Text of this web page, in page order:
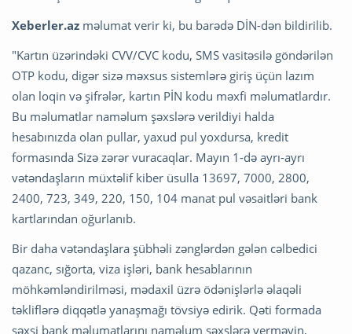
Xeberler.az məlumat verir ki, bu barədə DİN-dən bildirilib.
"Kartın üzərindəki CVV/CVC kodu, SMS vasitəsilə göndərilən
OTP kodu, digər sizə məxsus sistemlərə giriş üçün lazım
olan loqin və şifrələr, kartın PİN kodu məxfi məlumatlardır.
Bu məlumatlar naməlum şəxslərə verildiyi halda
hesabınızda olan pullar, yaxud pul yoxdursa, kredit
formasında Sizə zərər vuracaqlar. Mayın 1-də ayrı-ayrı
vətəndaşların müxtəlif kiber üsulla 13697, 7000, 2800,
2400, 723, 349, 220, 150, 104 manat pul vəsaitləri bank
kartlarından oğurlanıb.
Bir daha vətəndaşlara şübhəli zənglərdən gələn cəlbedici
qazanc, sığorta, viza işləri, bank hesablarının
möhkəmləndirilməsi, mədaxil üzrə ödənişlərlə əlaqəli
təkliflərə diqqətlə yanaşmağı tövsiyə edirik. Qəti formada
şəxsi bank məlumatlarını naməlum şəxslərə verməyin,